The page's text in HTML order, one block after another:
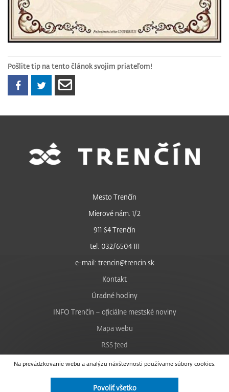
Pošlite tip na tento článok svojim priateľom!
Na prevádzkovanie webu a analýzu návštevnosti používame súbory cookies.
Povoliť všetko
Mesto Trenčín
Mierové nám. 1/2
911 64 Trenčín
tel: 032/6504 111
e-mail: trencin@trencin.sk
Kontakt
Úradné hodiny
INFO Trenčín – oficiálne mestské noviny
Mapa webu
RSS feed
Nastavenie cookies
Facebook